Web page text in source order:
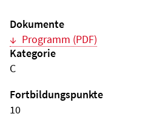
Dokumente
Programm (PDF)
Kategorie
C
Fortbildungspunkte
10